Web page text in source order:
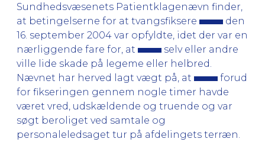
Sundhedsvæsenets Patientklagenævn finder,
at betingelserne for at tvangsfiksere
den
16. september 2004 var opfyldte, idet der var en
nærliggende fare for, at
selv eller andre
ville lide skade på legeme eller helbred.
Nævnet har herved lagt vægt på, at
forud
for fikseringen gennem nogle timer havde
været vred, udskældende og truende og var
søgt beroliget ved samtale og
personaleledsaget tur på afdelingets terræn.